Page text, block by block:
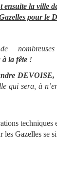
ensuite la ville
pour le
à la fête !
DEVOISE,
qui sera, à
techniques
les Gazelles se